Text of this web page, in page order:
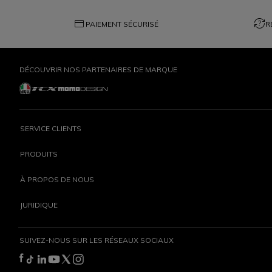
credit_card PAIEMENT SÉCURISÉ question_exchange
DÉCOUVRIR NOS PARTENAIRES DE MARQUE
SERVICE CLIENTS
PRODUITS
À PROPOS DE NOUS
JURIDIQUE
SUIVEZ-NOUS SUR LES RÉSEAUX SOCIAUX